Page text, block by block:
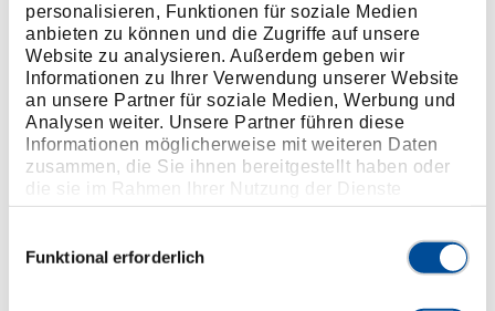
personalisieren, Funktionen für soziale Medien
anbieten zu können und die Zugriffe auf unsere
Website zu analysieren. Außerdem geben wir
Informationen zu Ihrer Verwendung unserer Website
an unsere Partner für soziale Medien, Werbung und
Analysen weiter. Unsere Partner führen diese
Informationen möglicherweise mit weiteren Daten
zusammen, die Sie ihnen bereitgestellt haben oder
die sie im Rahmen Ihrer Nutzung der Dienste
gesammelt haben. Unsere vollständige
Funktional erforderlich
MEHR INFORMATIONEN ÜBER
HOCHMOMENTWERKZEUGE
Produktlinie
Produktbeschreibung
der Innensechskanteinsatz lässt sich direkt in den